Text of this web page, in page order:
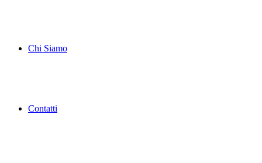
Chi Siamo
Contatti